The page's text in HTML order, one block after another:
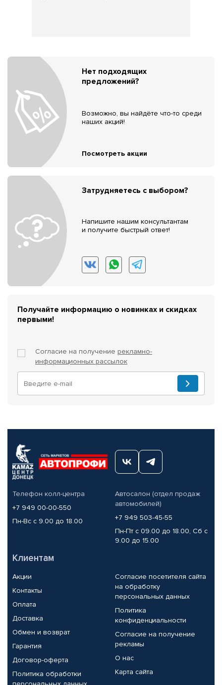
Нет подходящих
предложений?
Возможно, вы найдёте что-то среди
наших акций!
Посмотреть акции
Затрудняетесь с выбором?
Напишите нашим консультантам
и получите быстрый ответ!
Получайте информацию о новинках и скидках
первыми!
Согласие на получение рекламно-
информационных рассылок
Телефон колл-центра
+7 949 00-00-550
Пн-Вс с 9.00 до 18.00
Автосалон (отдел продаж
автомобилей)
+7 949 503-45-55
Пн-Пт с 09.00 до 18.00, Сб с
9.00 до 15.00
Клиентам
Акции
Контакты
Оплата
Доставка
Обмен и возврат
Гарантия
Договор-оферта
Политика обработки
Согласие посетителя сайта
на обработку
персональных данных
Политика
конфиденциальности
Согласие на получение
рекламы
О нас
Карта сайта